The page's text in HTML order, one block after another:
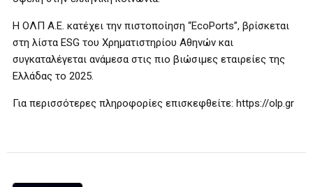
Η ΟΛΠ Α.Ε. κατέχει την πιστοποίηση “EcoPorts”, βρίσκεται
στη λίστα ESG του Χρηματιστηρίου Αθηνών και
συγκαταλέγεται ανάμεσα στις πιο βιώσιμες εταιρείες της
Ελλάδας το 2025.
Για περισσότερες πληροφορίες επισκεφθείτε: https://olp.gr